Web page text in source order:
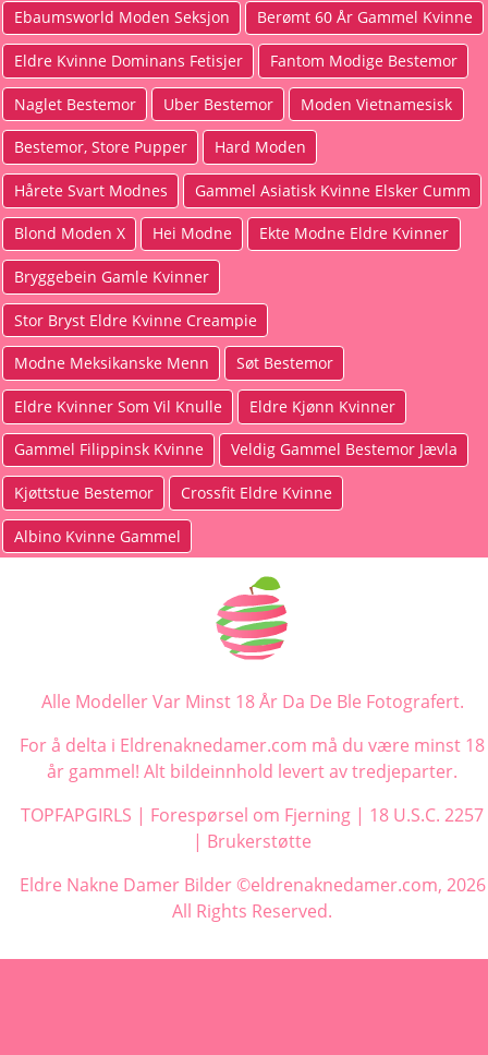
Ebaumsworld Moden Seksjon Berømt 60 År Gammel Kvinne
Eldre Kvinne Dominans Fetisjer Fantom Modige Bestemor
Naglet Bestemor Uber Bestemor Moden Vietnamesisk
Bestemor, Store Pupper Hard Moden
Hårete Svart Modnes Gammel Asiatisk Kvinne Elsker Cumm
Blond Moden X Hei Modne Ekte Modne Eldre Kvinner
Bryggebein Gamle Kvinner
Stor Bryst Eldre Kvinne Creampie
Modne Meksikanske Menn Søt Bestemor
Eldre Kvinner Som Vil Knulle Eldre Kjønn Kvinner
Gammel Filippinsk Kvinne Veldig Gammel Bestemor Jævla
Kjøttstue Bestemor Crossfit Eldre Kvinne
Albino Kvinne Gammel
Alle Modeller Var Minst 18 År Da De Ble Fotografert.
For å delta i Eldrenaknedamer.com må du være minst 18
år gammel! Alt bildeinnhold levert av tredjeparter.
TOPFAPGIRLS | Forespørsel om Fjerning | 18 U.S.C. 2257
| Brukerstøtte
Eldre Nakne Damer Bilder ©eldrenaknedamer.com, 2026
All Rights Reserved.